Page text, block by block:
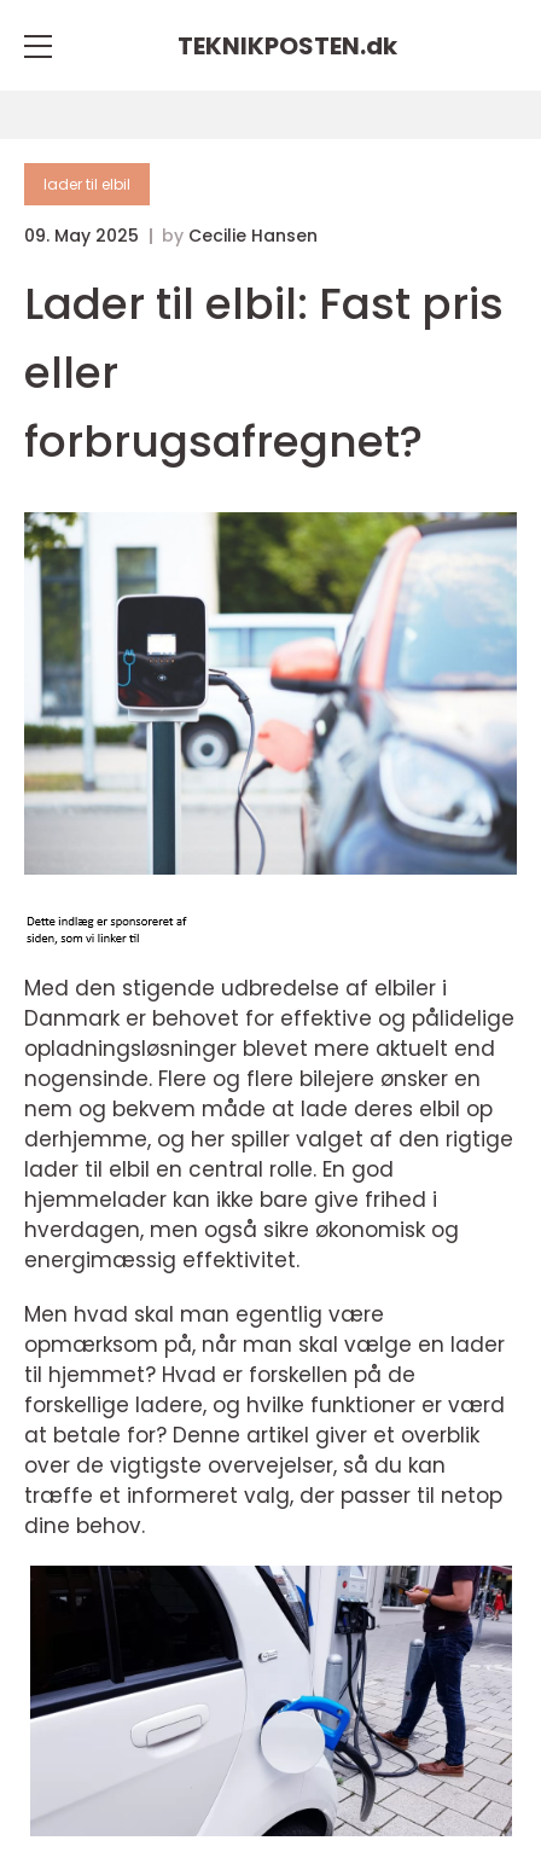
TEKNIKPOSTEN.dk
lader til elbil
09. May 2025 by Cecilie Hansen
Lader til elbil: Fast pris
eller
forbrugsafregnet?
Med den stigende udbredelse af elbiler i
Danmark er behovet for effektive og pålidelige
opladningsløsninger blevet mere aktuelt end
nogensinde. Flere og flere bilejere ønsker en
nem og bekvem måde at lade deres elbil op
derhjemme, og her spiller valget af den rigtige
lader til elbil en central rolle. En god
hjemmelader kan ikke bare give frihed i
hverdagen, men også sikre økonomisk og
energimæssig effektivitet.
Men hvad skal man egentlig være
opmærksom på, når man skal vælge en lader
til hjemmet? Hvad er forskellen på de
forskellige ladere, og hvilke funktioner er værd
at betale for? Denne artikel giver et overblik
over de vigtigste overvejelser, så du kan
træffe et informeret valg, der passer til netop
dine behov.